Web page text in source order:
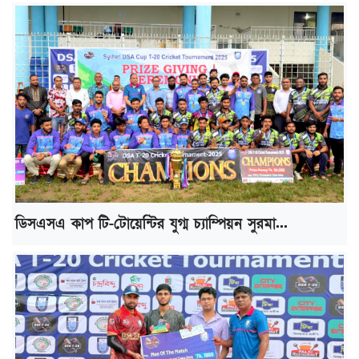
ডিসএসএ কাপ টি-টোয়েন্টির যুগ্ম চ্যাম্পিয়ন সুরমা...